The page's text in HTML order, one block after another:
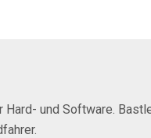
Hard- und Software.